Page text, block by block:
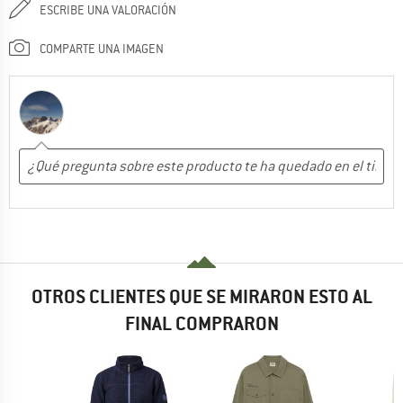
ESCRIBE UNA VALORACIÓN
COMPARTE UNA IMAGEN
OTROS CLIENTES QUE SE MIRARON ESTO AL
FINAL COMPRARON